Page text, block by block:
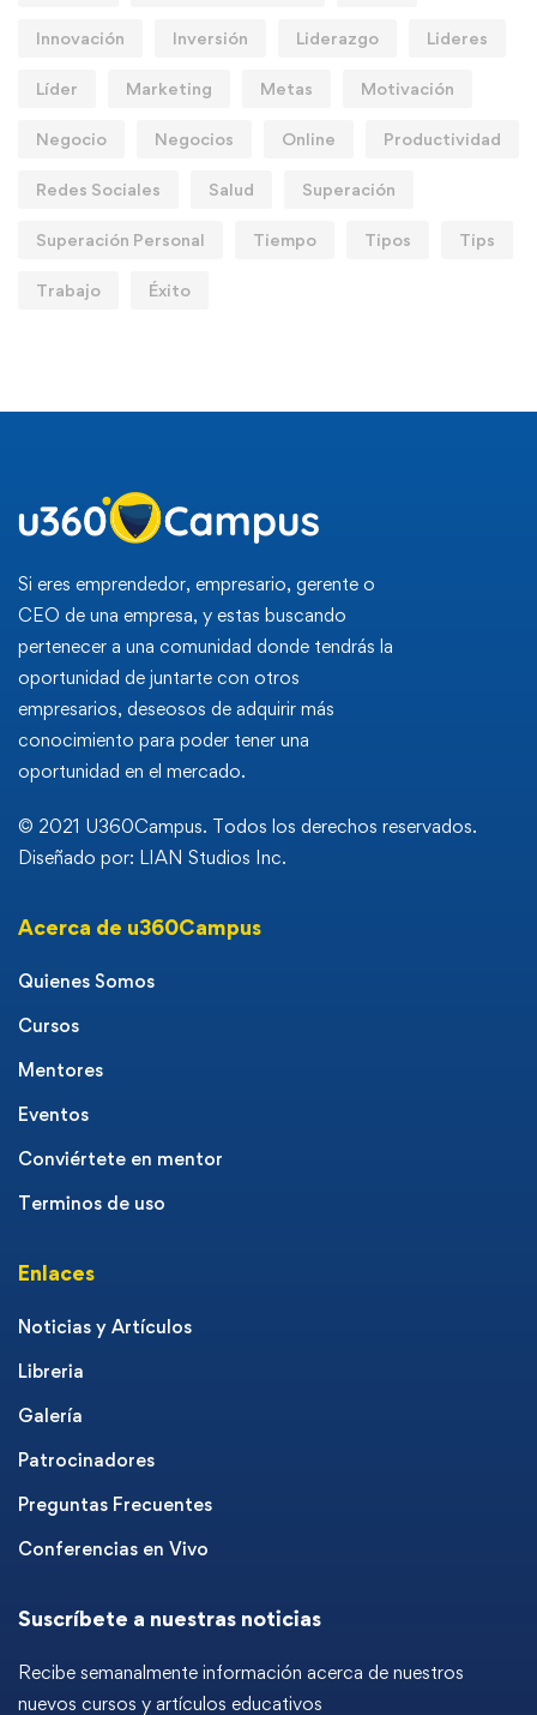
Innovación Inversión Liderazgo Lideres
Líder Marketing Metas Motivación
Negocio Negocios Online Productividad
Redes Sociales Salud Superación
Superación Personal Tiempo Tipos Tips
Trabajo Éxito
Si eres emprendedor, empresario, gerente o
CEO de una empresa, y estas buscando
pertenecer a una comunidad donde tendrás la
oportunidad de juntarte con otros
empresarios, deseosos de adquirir más
conocimiento para poder tener una
oportunidad en el mercado.
© 2021 U360Campus. Todos los derechos reservados.
Diseñado por: LIAN Studios Inc.
Acerca de u360Campus
Quienes Somos
Cursos
Mentores
Eventos
Conviértete en mentor
Terminos de uso
Enlaces
Noticias y Artículos
Libreria
Galería
Patrocinadores
Preguntas Frecuentes
Conferencias en Vivo
Suscríbete a nuestras noticias
Recibe semanalmente información acerca de nuestros
nuevos cursos y artículos educativos